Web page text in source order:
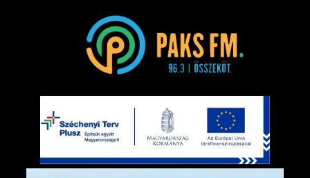
Paks FM